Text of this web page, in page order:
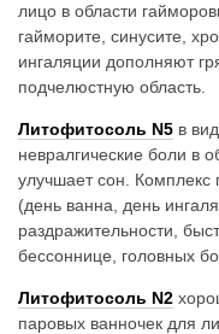
лицо в области
гайморите, синусите,
ингаляции дополняют
подчелюстную область.
Литофитосоль N5 в
невралгические боли в
улучшает сон. Комплекс
(день ванна, день
раздражительности,
бессоннице, головных
Литофитосоль N2
паровых ванночек для